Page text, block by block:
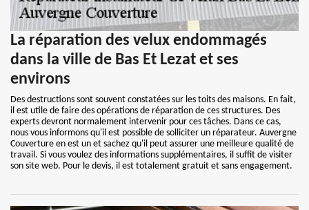
La réparation des velux endommagés
dans la ville de Bas Et Lezat et ses
environs
Des destructions sont souvent constatées sur les toits des maisons. En fait,
il est utile de faire des opérations de réparation de ces structures. Des
experts devront normalement intervenir pour ces tâches. Dans ce cas,
nous vous informons qu'il est possible de solliciter un réparateur. Auvergne
Couverture en est un et sachez qu'il peut assurer une meilleure qualité de
travail. Si vous voulez des informations supplémentaires, il suffit de visiter
son site web. Pour le devis, il est totalement gratuit et sans engagement.